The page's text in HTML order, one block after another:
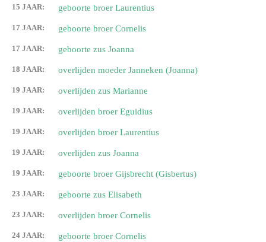
15 JAAR: geboorte broer Laurentius
17 JAAR: geboorte broer Cornelis
17 JAAR: geboorte zus Joanna
18 JAAR: overlijden moeder Janneken (Joanna)
19 JAAR: overlijden zus Marianne
19 JAAR: overlijden broer Eguidius
19 JAAR: overlijden broer Laurentius
19 JAAR: overlijden zus Joanna
19 JAAR: geboorte broer Gijsbrecht (Gisbertus)
23 JAAR: geboorte zus Elisabeth
23 JAAR: overlijden broer Cornelis
24 JAAR: geboorte broer Cornelis